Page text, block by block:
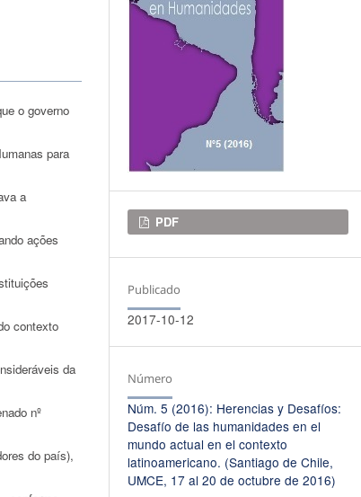
o governo
para
a
ações
contexto
da
nº
do país),
Descargas
PDF
Publicado
2017-10-12
Número
Núm. 5 (2016): Herencias y Desafíos:
Desafí­o de las humanidades en el
mundo actual en el contexto
latinoamericano. (Santiago de Chile,
UMCE, 17 al 20 de octubre de 2016)